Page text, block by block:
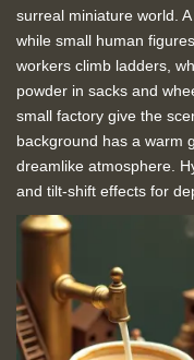
surreal miniature world.
while small human
workers climb ladders,
powder in sacks and
small factory give the
background has a warm
dreamlike atmosphere.
and tilt-shift effects for